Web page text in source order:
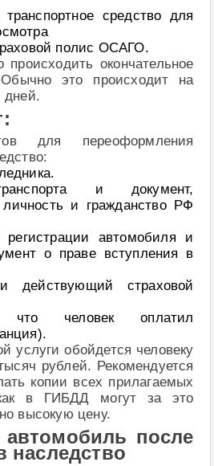
транспортное средство для
полис ОСАГО.
происходить окончательное
это происходит на
дней.
для переоформления
и документ,
и гражданство РФ
регистрации автомобиля и
о праве вступления в
действующий страховой
что человек оплатил
услуги обойдется человеку
рублей. Рекомендуется
копии всех прилагаемых
в ГИБДД могут за это
высокую цену.
автомобиль после
наследство